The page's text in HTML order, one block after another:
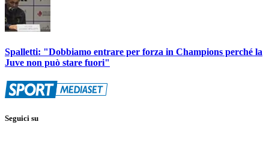
Spalletti: "Dobbiamo entrare per forza in Champions perché la
Juve non può stare fuori"
Seguici su